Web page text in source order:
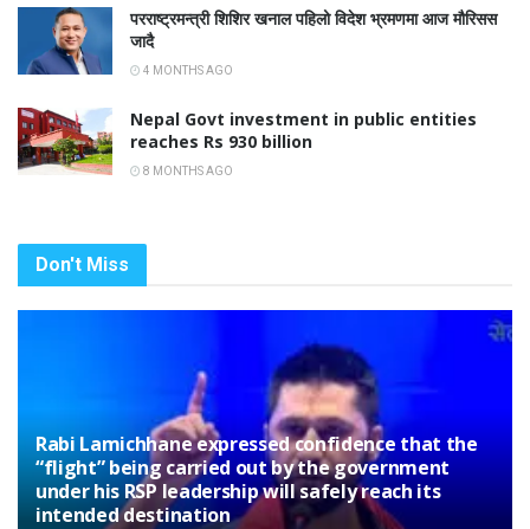
परराष्ट्रमन्त्री शिशिर खनाल पहिलो विदेश भ्रमणमा आज मौरिसस
जादै
4 MONTHS AGO
Nepal Govt investment in public entities
reaches Rs 930 billion
8 MONTHS AGO
Don't Miss
Rabi Lamichhane expressed confidence that the
“flight” being carried out by the government
under his RSP leadership will safely reach its
intended destination